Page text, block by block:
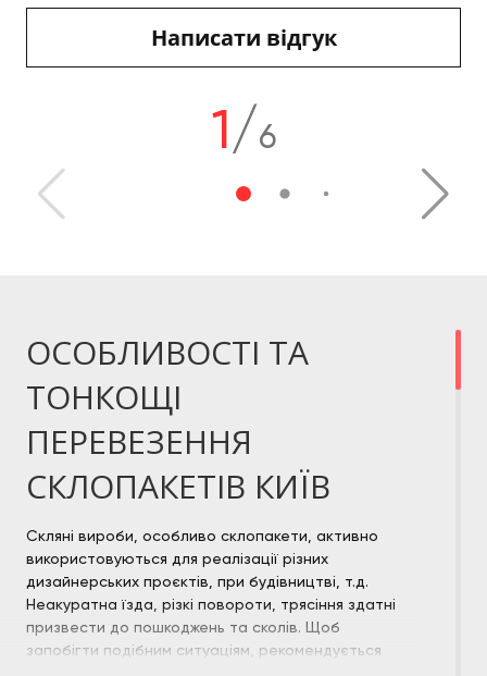
Написати відгук
1/6
ОСОБЛИВОСТІ ТА
ТОНКОЩІ
ПЕРЕВЕЗЕННЯ
СКЛОПАКЕТІВ КИЇВ
Скляні вироби, особливо склопакети, активно
використовуються для реалізації різних
дизайнерських проєктів, при будівництві, т.д.
Неакуратна їзда, різкі повороти, трясіння здатні
призвести до пошкоджень та сколів. Щоб
запобігти подібним ситуаціям, рекомендується